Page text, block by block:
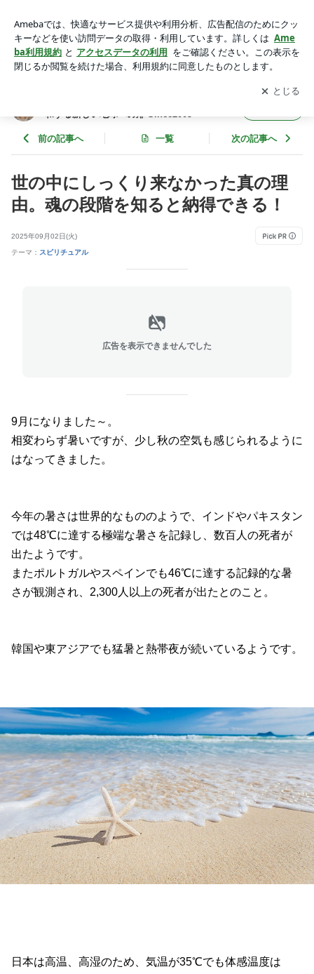
ンスー愛と静寂が調和する新しい地球への扉 Since2005ー
アプリをダウンロードして ブログの更新通知
を受け取りまし
ょう。
開く
和する新しい地球への扉 Since2005ー
前の記事へ 一覧 次の記事へ
世の中にしっくり来なかった真の理
由。魂の段階を知ると納得できる！
2025年09月02日(火)
テーマ： スピリチュアル
広告を表示できませんでした
9月になりました～。
相変わらず暑いですが、少し秋の空気も感じられるように
はなってきました。
今年の暑さは世界的なもののようで、インドやパキスタン
では48℃に達する極端な暑さを記録し、数百人の死者が
出たようです。
またポルトガルやスペインでも46℃に達する記録的な暑
さが観測され、2,300人以上の死者が出たとのこと。
韓国や東アジアでも猛暑と熱帯夜が続いているようです。
日本は高温、高湿のため、気温が35℃でも体感温度は